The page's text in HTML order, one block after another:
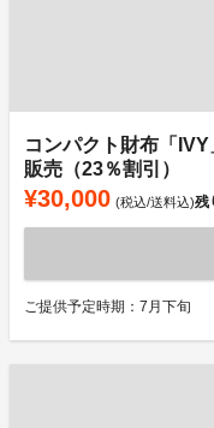
コンパクト財布「
販売（23％割引）
¥30,000 (税込/送料込)残
ご提供予定時期：7月下旬